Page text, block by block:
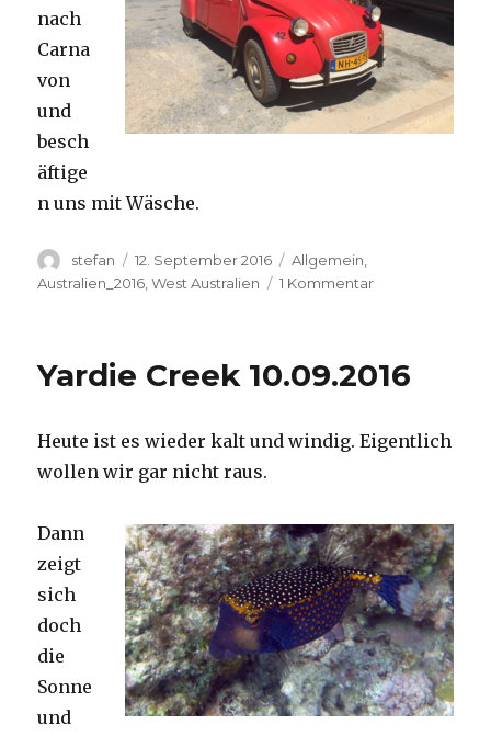
nach
Carna
von
und
besch
äftige
n uns mit Wäsche.
Autor
stefan
Veröffentlicht
am
12. September 2016 Kategorien
Allgemein
Australien_2016 ,West Australien 1 Kommentarzu
Yardie Creek 10.09.2016
Heute ist es wieder kalt und windig. Eigentlich
wollen wir gar nicht raus.
Dann
zeigt
sich
doch
die
Sonne
und